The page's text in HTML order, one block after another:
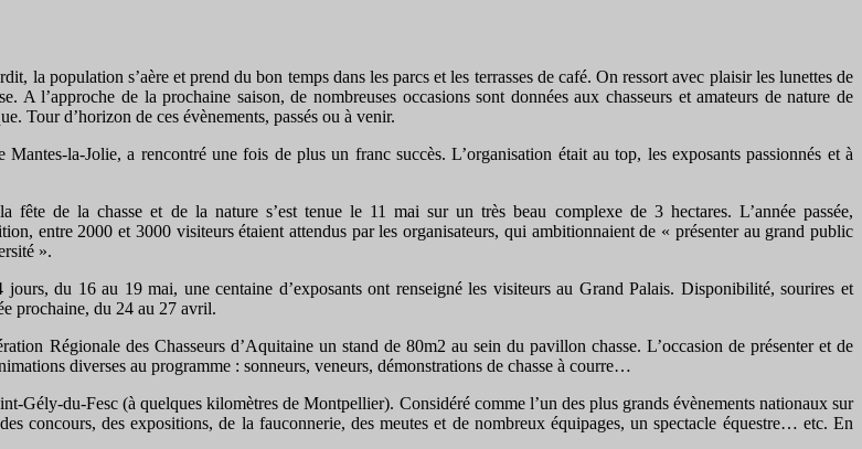
la population s’aère et prend du bon temps dans les parcs et les terrasses de café. On ressort avec plaisir les lunettes de
A l’approche de la prochaine saison, de nombreuses occasions sont données aux chasseurs et amateurs de nature de
Tour d’horizon de ces évènements, passés ou à venir.
la-Jolie, a rencontré une fois de plus un franc succès. L’organisation était au top, les exposants passionnés et à
de la chasse et de la nature s’est tenue le 11 mai sur un très beau complexe de 3 hectares. L’année passée,
entre 2000 et 3000 visiteurs étaient attendus par les organisateurs, qui ambitionnaient de « présenter au grand public
».
jours, du 16 au 19 mai, une centaine d’exposants ont renseigné les visiteurs au Grand Palais. Disponibilité, sourires et
prochaine, du 24 au 27 avril.
Régionale des Chasseurs d’Aquitaine un stand de 80m2 au sein du pavillon chasse. L’occasion de présenter et de
diverses au programme : sonneurs, veneurs, démonstrations de chasse à courre…
Gély-du-Fesc (à quelques kilomètres de Montpellier). Considéré comme l’un des plus grands évènements nationaux sur
concours, des expositions, de la fauconnerie, des meutes et de nombreux équipages, un spectacle équestre… etc. En